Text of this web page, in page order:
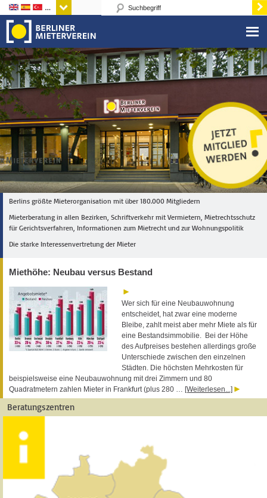
Sprachen
Berlins größte Mieterorganisation mit über 180.000 Mitgliedern
Mieterberatung in allen Bezirken, Schriftverkehr mit Vermietern, Mietrechtsschutz
für Gerichtsverfahren, Informationen zum Mietrecht und zur Wohnungspolitik
Die starke Interessenvertretung der Mieter
Miethöhe: Neubau versus Bestand
Wer sich für eine Neubauwohnung
entscheidet, hat zwar eine moderne
Bleibe, zahlt meist aber mehr Miete als für
eine Bestandsimmobilie. Bei der Höhe
des Aufpreises bestehen allerdings große
Unterschiede zwischen den einzelnen
Städten. Die höchsten Mehrkosten für
beispielsweise eine Neubauwohnung mit drei Zimmern und 80
Quadratmetern zahlen Mieter in Frankfurt (plus 280 … [Weiterlesen...]
Beratungszentren